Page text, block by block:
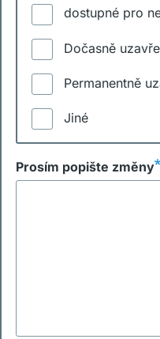
dostupné pro
Dočasně
Permanentně
Jiné
Prosím popište změny